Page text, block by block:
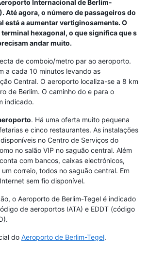
Internacional de Berlim-
Até agora, o número de passageiros do
está a aumentar vertiginosamente. O
hexagonal, o que significa que s
andar muito.
de comboio/metro par ao aeroporto.
a cada 10 minutos levando as
Central. O aeroporto localiza-se a 8 km
de Berlim. O caminho do e para o
indicado.
. Há uma oferta muito pequena
e cinco restaurantes. As instalações
no Centro de Serviços do
no salão VIP no saguão central. Além
com bancos, caixas electrónicos,
correio, todos no saguão central. Em
sem fio disponível.
o Aeroporto de Berlim-Tegel é indicado
de aeroportos IATA) e EDDT (código
do Aeroporto de Berlim-Tegel.